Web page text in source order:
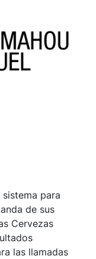
para
de sus
Cervezas
las llamadas